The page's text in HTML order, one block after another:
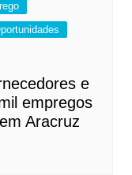
e
empregos
Aracruz